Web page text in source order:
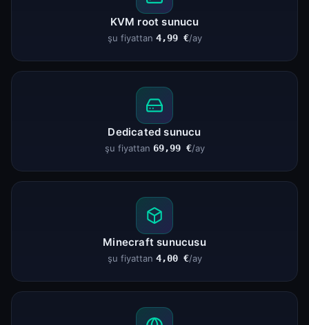
KVM root sunucu
şu fiyattan 4,99 €/ay
Dedicated sunucu
şu fiyattan 69,99 €/ay
Minecraft sunucusu
şu fiyattan 4,00 €/ay